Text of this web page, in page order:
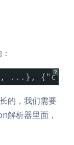
?
...},
的，我们需要
解析器里面，